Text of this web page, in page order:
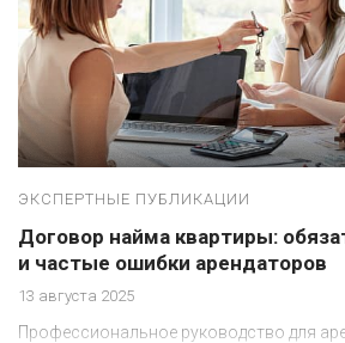
ЭКСПЕРТНЫЕ ПУБЛИКАЦИИ
Договор найма квартиры:
и частые ошибки арендаторов
13 августа 2025
Профессиональное руководство для